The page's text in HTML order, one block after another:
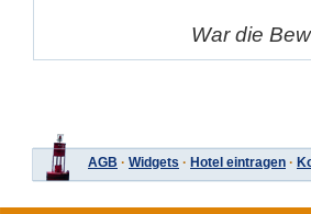
War die
AGB · Widgets · Hotel eintragen ·